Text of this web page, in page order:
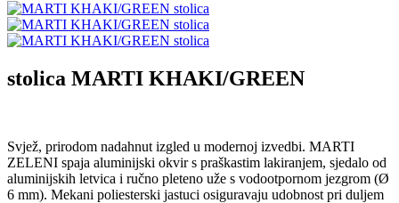
stolica MARTI KHAKI/GREEN
Svjež, prirodom nadahnut izgled u modernoj izvedbi. MARTI
ZELENI spaja aluminijski okvir s praškastim lakiranjem, sjedalo od
aluminijskih letvica i ručno pleteno uže s vodootpornom jezgrom (Ø
6 mm). Mekani poliesterski jastuci osiguravaju udobnost pri duljem